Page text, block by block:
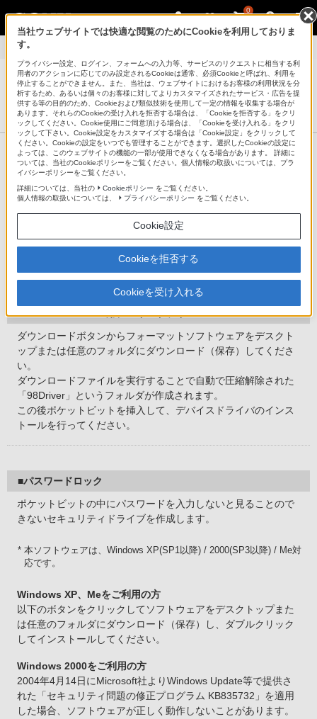
0
ソフトウェアダウンロード
USBメモリー POCKETBIT ポケットビット
サポート・お問い合わせ
製品情報ページ
ソフトウェアダウンロード
以下のソフトウェアのダウンロードサービスは、2022年3月31
日をもって終了とさせていただきました。
■Windows98/98SE用デバイスドライバ
ダウンロードボタンからフォーマットソフトウェアをデスクト
ップまたは任意のフォルダにダウンロード（保存）してくださ
い。
ダウンロードファイルを実行することで自動で圧縮解除された
「98Driver」というフォルダが作成されます。
この後ポケットビットを挿入して、デバイスドライバのインス
トールを行ってください。
■パスワードロック
ポケットビットの中にパスワードを入力しないと見ることので
きないセキュリティドライブを作成します。
* 本ソフトウェアは、Windows XP(SP1以降) / 2000(SP3以降) / Me対
応です。
Windows XP、Meをご利用の方
以下のボタンをクリックしてソフトウェアをデスクトップまた
は任意のフォルダにダウンロード（保存）し、ダブルクリック
してインストールしてください。
Windows 2000をご利用の方
2004年4月14日にMicrosoft社よりWindows Update等で提供さ
れた「セキュリティ問題の修正プログラム KB835732」を適用
した場合、ソフトウェアが正しく動作しないことがあります。
当社ウェブサイトでは快適な閲覧のためにCookieを利用しておりま
す。
プライバシー設定、ログイン、フォームへの入力等、サービスのリクエストに相当する利
用者のアクションに応じてのみ設定されるCookieは通常、必須Cookieと呼ばれ、利用を
停止することができません。また、当社は、ウェブサイトにおけるお客様の利用状況を分
析するため、あるいは個々のお客様に対してよりカスタマイズされたサービス・広告を提
供する等の目的のため、Cookieおよび類似技術を使用して一定の情報を収集する場合が
あります。それらのCookieの受け入れを拒否する場合は、「Cookieを拒否する」をクリ
ックしてください。Cookie使用にご同意頂ける場合は、「Cookieを受け入れる」をクリ
ックして下さい。Cookie設定をカスタマイズする場合は「Cookie設定」をクリックして
ください。Cookieの設定をいつでも管理することができます。選択したCookieの設定に
よっては、このウェブサイトの機能の一部が使用できなくなる場合があります。 詳細に
ついては、当社のCookieポリシーをご覧ください。個人情報の取扱いについては、プラ
イバシーポリシーをご覧ください。
詳細については、当社の
Cookieポリシー をご覧ください。
個人情報の取扱いについては、
プライバシーポリシー をご覧ください。
Cookie設定
Cookieを拒否する
Cookieを受け入れる